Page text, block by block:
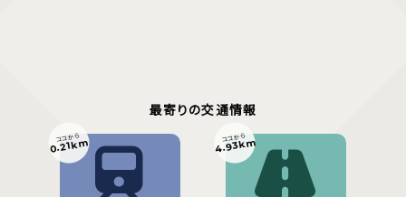
最寄りの交通情報
ココから
0.21km ココから
4.93km